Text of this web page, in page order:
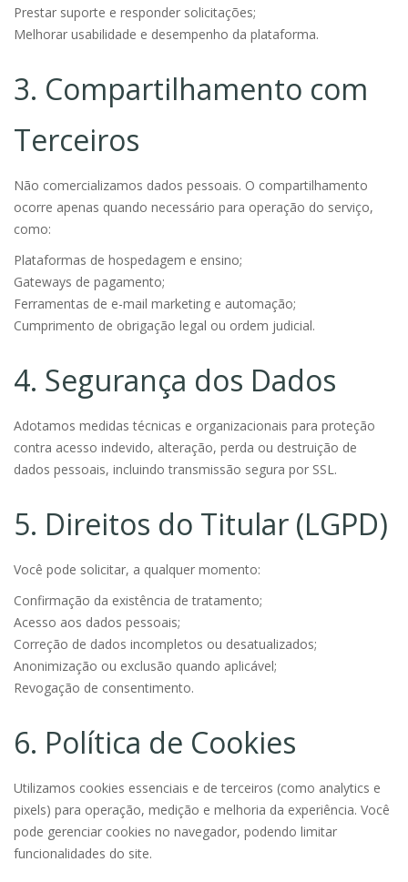
Prestar suporte e responder solicitações;
Melhorar usabilidade e desempenho da plataforma.
3. Compartilhamento com
Terceiros
Não comercializamos dados pessoais. O compartilhamento
ocorre apenas quando necessário para operação do serviço,
como:
Plataformas de hospedagem e ensino;
Gateways de pagamento;
Ferramentas de e-mail marketing e automação;
Cumprimento de obrigação legal ou ordem judicial.
4. Segurança dos Dados
Adotamos medidas técnicas e organizacionais para proteção
contra acesso indevido, alteração, perda ou destruição de
dados pessoais, incluindo transmissão segura por SSL.
5. Direitos do Titular (LGPD)
Você pode solicitar, a qualquer momento:
Confirmação da existência de tratamento;
Acesso aos dados pessoais;
Correção de dados incompletos ou desatualizados;
Anonimização ou exclusão quando aplicável;
Revogação de consentimento.
6. Política de Cookies
Utilizamos cookies essenciais e de terceiros (como analytics e
pixels) para operação, medição e melhoria da experiência. Você
pode gerenciar cookies no navegador, podendo limitar
funcionalidades do site.